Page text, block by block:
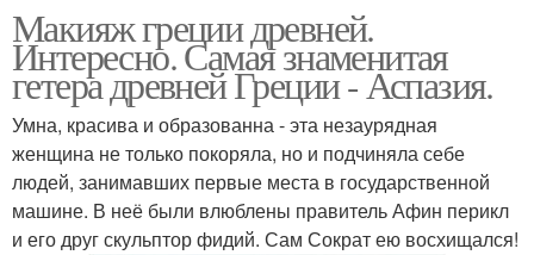
Макияж греции древней.
Интересно. Самая знаменитая
гетера древней Греции - Аспазия.
Умна, красива и образованна - эта незаурядная
женщина не только покоряла, но и подчиняла себе
людей, занимавших первые места в государственной
машине. В неё были влюблены правитель Афин перикл
и его друг скульптор фидий. Сам Сократ ею восхищался!